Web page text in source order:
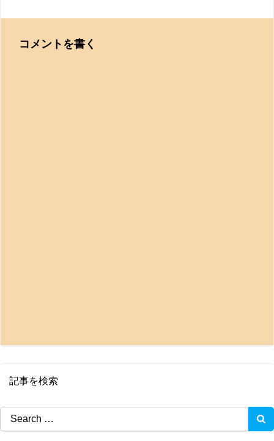
コメントを書く
記事を検索
Search
for: